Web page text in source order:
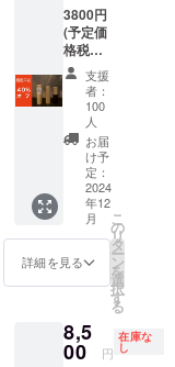
ELを
作って
持って
帰って
頂きま
す。 容
器もこ
ちらで
用意さ
せて頂
きま
す。お
茶菓子
とお飲
み物も
す。 開
催予定
3800円
(予定価
格税抜)
の40%
オフ
1本 送
料・消
費税込
支援
者：
100
人
お届
け予
定：
2024
年12
月
詳細を見る
こ
の
リ
タ
ー
ン
を
選
択
す
る
8,5
00 円
在庫な
し